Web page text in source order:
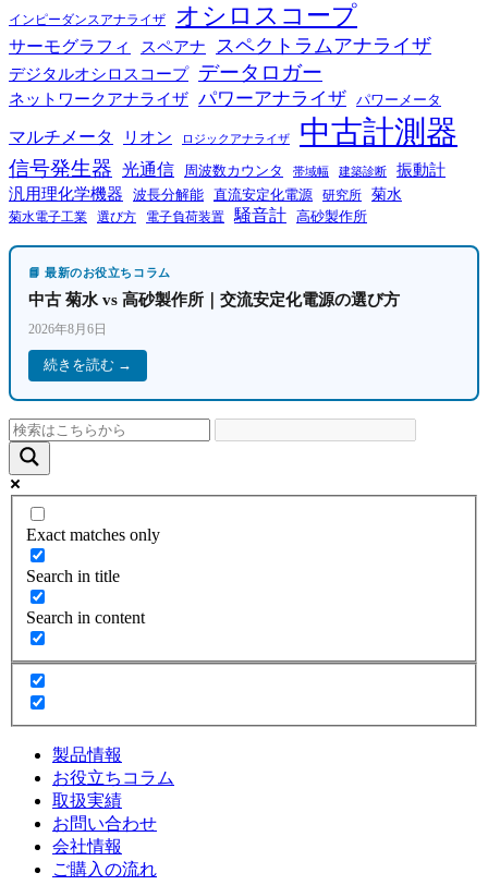
インピーダンスアナライザ オシロスコープ
サーモグラフィ スペアナ スペクトラムアナライザ
デジタルオシロスコープ データロガー
ネットワークアナライザ パワーアナライザ パワーメータ
マルチメータ リオン ロジックアナライザ 中古計測器
信号発生器 光通信 周波数カウンタ 帯域幅 建築診断
振動計
汎用理化学機器
波長分解能 直流安定化電源 研究所 菊水
菊水電子工業 選び方 電子負荷装置 騒音計 高砂製作所
📘 最新のお役立ちコラム
中古 菊水 vs 高砂製作所｜交流安定化電源の選び方
2026年8月6日
続きを読む →
Exact matches only
Search in title
Search in content
製品情報
お役立ちコラム
取扱実績
お問い合わせ
会社情報
ご購入の流れ